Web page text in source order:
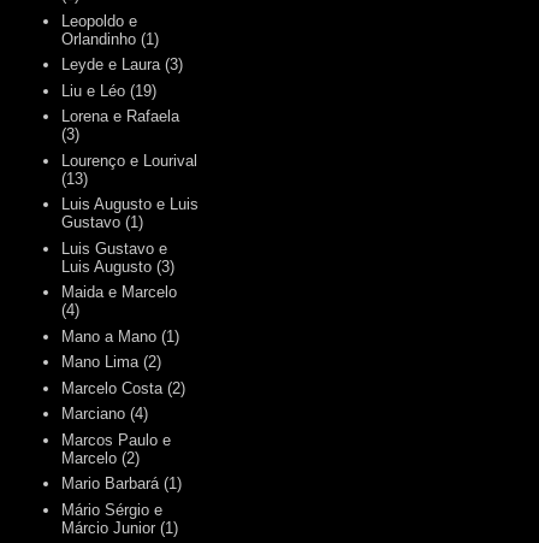
Leopoldo e
Orlandinho (1)
Leyde e Laura (3)
Liu e Léo (19)
Lorena e Rafaela
(3)
Lourenço e Lourival
(13)
Luis Augusto e Luis
Gustavo (1)
Luis Gustavo e
Luis Augusto (3)
Maida e Marcelo
(4)
Mano a Mano (1)
Mano Lima (2)
Marcelo Costa (2)
Marciano (4)
Marcos Paulo e
Marcelo (2)
Mario Barbará (1)
Mário Sérgio e
Márcio Junior (1)